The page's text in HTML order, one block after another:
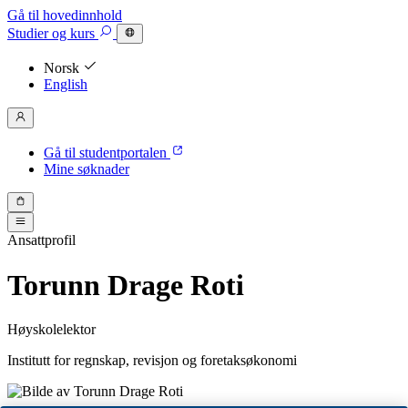
Gå til hovedinnhold
Studierog kurs
Norsk
English
Gå til studentportalen
Mine søknader
Ansattprofil
Torunn Drage Roti
Høyskolelektor
Institutt for regnskap, revisjon og foretaksøkonomi